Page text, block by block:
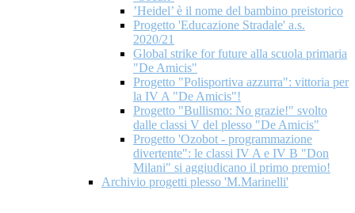
’Heidel’ è il nome del bambino preistorico
Progetto 'Educazione Stradale' a.s.
2020/21
Global strike for future alla scuola primaria
"De Amicis"
Progetto "Polisportiva azzurra": vittoria per
la IV A "De Amicis"!
Progetto "Bullismo: No grazie!" svolto
dalle classi V del plesso "De Amicis"
Progetto 'Ozobot - programmazione
divertente": le classi IV A e IV B "Don
Milani" si aggiudicano il primo premio!
Archivio progetti plesso 'M.Marinelli'